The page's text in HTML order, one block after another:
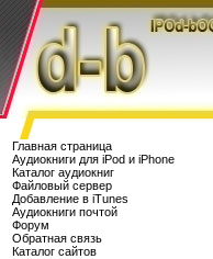
Главная страница
Аудиокниги для iPod и iPhone
Каталог аудиокниг
Файловый сервер
Добавление в iTunes
Аудиокниги почтой
Форум
Обратная связь
Каталог сайтов